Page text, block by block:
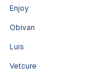
Enjoy
Obivan
Luis
Vetcure